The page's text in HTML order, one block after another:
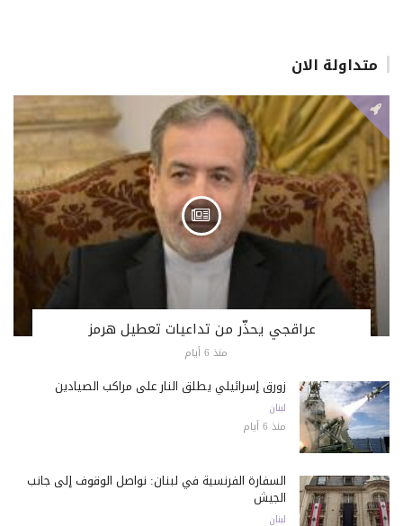
متداولة الان
عراقجي يحذّر من تداعيات تعطيل هرمز
منذ 6 أيام
زورق إسرائيلي يطلق النار على مراكب الصيادين
لبنان
منذ 6 أيام
السفارة الفرنسية في لبنان: نواصل الوقوف إلى جانب
الجيش
لبنان